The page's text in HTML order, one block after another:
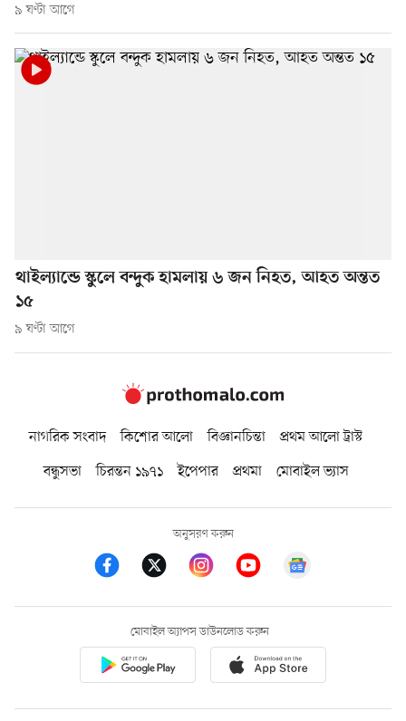
৯ ঘণ্টা আগে
থাইল্যান্ডে স্কুলে বন্দুক হামলায় ৬ জন নিহত, আহত অন্তত
১৫
৯ ঘণ্টা আগে
নাগরিক সংবাদ কিশোর আলো বিজ্ঞানচিন্তা
প্রথম আলো ট্রাস্ট
বন্ধুসভা
চিরন্তন ১৯৭১ ইপেপার প্রথমা মোবাইল ভ্যাস
অনুসরণ করুন
মোবাইল অ্যাপস ডাউনলোড করুন